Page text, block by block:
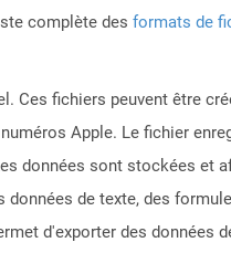
complète des formats de
Ces fichiers peuvent être
Apple. Le fichier
données sont stockées et
de texte, des
d'exporter des données